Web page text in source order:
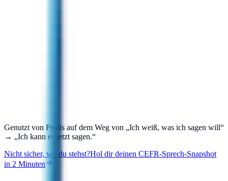
Genutzt von Profis auf dem Weg von „Ich weiß, was ich sagen will“
→ „Ich kann es jetzt sagen.“
Nicht sicher, wo du stehst?Hol dir deinen CEFR-Sprech-Snapshot
in 2 Minuten